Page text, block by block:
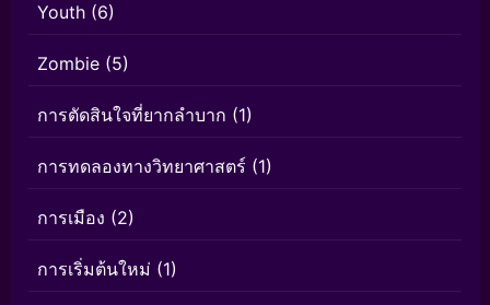
Youth (6)
Zombie (5)
การตัดสินใจที่ยากลำบาก (1)
การทดลองทางวิทยาศาสตร์ (1)
การเมือง (2)
การเริ่มต้นใหม่ (1)